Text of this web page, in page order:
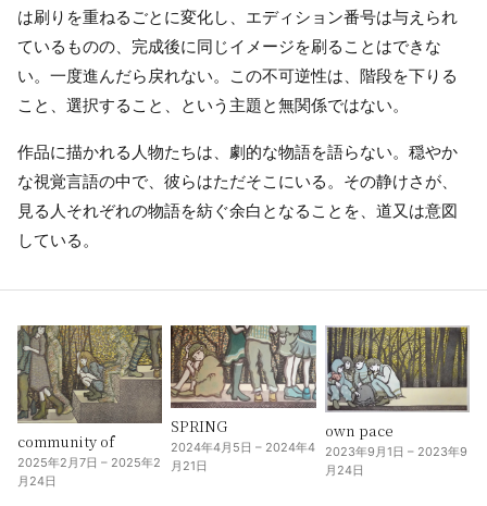
は刷りを重ねるごとに変化し、エディション番号は与えられ
ているものの、完成後に同じイメージを刷ることはできな
い。一度進んだら戻れない。この不可逆性は、階段を下りる
こと、選択すること、という主題と無関係ではない。
作品に描かれる人物たちは、劇的な物語を語らない。穏やか
な視覚言語の中で、彼らはただそこにいる。その静けさが、
見る人それぞれの物語を紡ぐ余白となることを、道又は意図
している。
community of
2025年2月7日 – 2025年2
月24日
SPRING
2024年4月5日 – 2024年4
月21日
own pace
2023年9月1日 – 2023年9
月24日